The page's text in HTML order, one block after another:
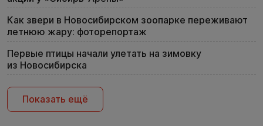
Как звери в Новосибирском зоопарке переживают
летнюю жару: фоторепортаж
Первые птицы начали улетать на зимовку
из Новосибирска
Показать ещё